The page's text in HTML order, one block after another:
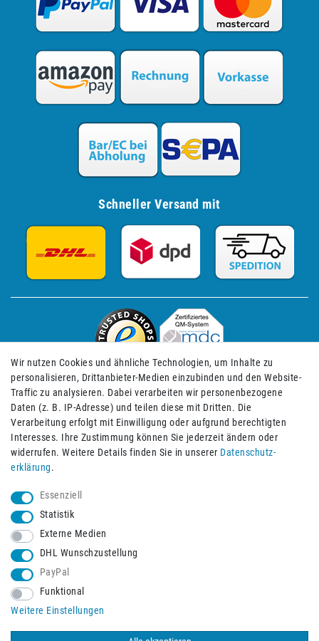
Schneller Versand mit
Impressum Daten­schutz­erklärung AGB
Wir nutzen Cookies und ähnliche Technologien, um Inhalte zu
personalisieren, Drittanbieter-Medien einzubinden und den Website-
Traffic zu analysieren. Dabei verarbeiten wir personenbezogene
Daten (z. B. IP-Adresse) und teilen diese mit Dritten. Die
Verarbeitung erfolgt mit Einwilligung oder aufgrund berechtigten
Interesses. Ihre Zustimmung können Sie jederzeit ändern oder
widerrufen. Weitere Details finden Sie in unserer Daten­schutz­
erklärung.
Essenziell
Statistik
Externe Medien
DHL Wunschzustellung
PayPal
Funktional
Weitere Einstellungen